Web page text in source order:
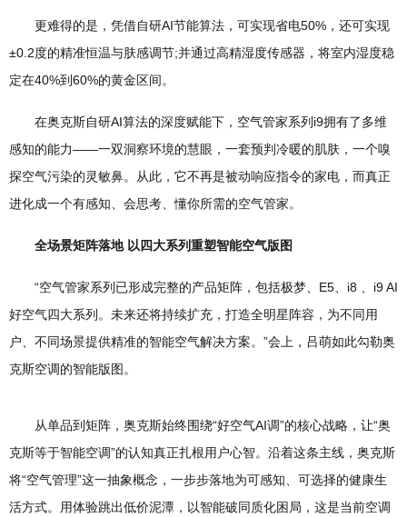
更难得的是，凭借自研AI节能算法，可实现省电50%，还可实现
±0.2度的精准恒温与肤感调节;并通过高精湿度传感器，将室内湿度稳
定在40%到60%的黄金区间。
在奥克斯自研AI算法的深度赋能下，空气管家系列i9拥有了多维
感知的能力——一双洞察环境的慧眼，一套预判冷暖的肌肤，一个嗅
探空气污染的灵敏鼻。从此，它不再是被动响应指令的家电，而真正
进化成一个有感知、会思考、懂你所需的空气管家。
全场景矩阵落地 以四大系列重塑智能空气版图
“空气管家系列已形成完整的产品矩阵，包括极梦、E5、i8 、i9 AI
好空气四大系列。未来还将持续扩充，打造全明星阵容，为不同用
户、不同场景提供精准的智能空气解决方案。”会上，吕萌如此勾勒奥
克斯空调的智能版图。
从单品到矩阵，奥克斯始终围绕“好空气AI调”的核心战略，让“奥
克斯等于智能空调”的认知真正扎根用户心智。沿着这条主线，奥克斯
将“空气管理”这一抽象概念，一步步落地为可感知、可选择的健康生
活方式。用体验跳出低价泥潭，以智能破同质化困局，这是当前空调